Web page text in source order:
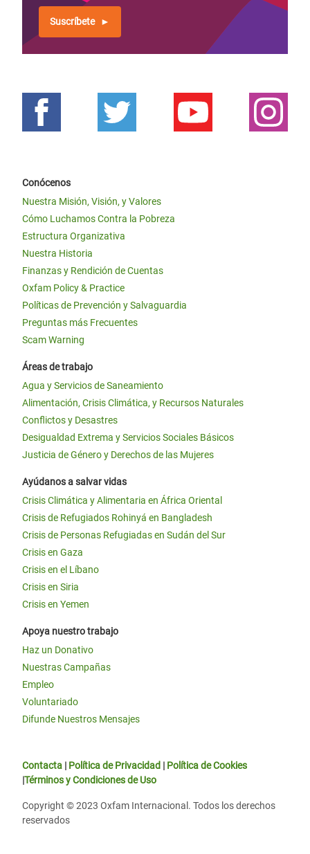
Suscríbete
Conócenos
Nuestra Misión, Visión, y Valores
Cómo Luchamos Contra la Pobreza
Estructura Organizativa
Nuestra Historia
Finanzas y Rendición de Cuentas
Oxfam Policy & Practice
Políticas de Prevención y Salvaguardia
Preguntas más Frecuentes
Scam Warning
Áreas de trabajo
Agua y Servicios de Saneamiento
Alimentación, Crisis Climática, y Recursos Naturales
Conflictos y Desastres
Desigualdad Extrema y Servicios Sociales Básicos
Justicia de Género y Derechos de las Mujeres
Ayúdanos a salvar vidas
Crisis Climática y Alimentaria en África Oriental
Crisis de Refugiados Rohinyá en Bangladesh
Crisis de Personas Refugiadas en Sudán del Sur
Crisis en Gaza
Crisis en el Líbano
Crisis en Siria
Crisis en Yemen
Apoya nuestro trabajo
Haz un Donativo
Nuestras Campañas
Empleo
Voluntariado
Difunde Nuestros Mensajes
Contacta | Política de Privacidad | Política de Cookies
|Términos y Condiciones de Uso
Copyright © 2023 Oxfam Internacional. Todos los derechos
reservados